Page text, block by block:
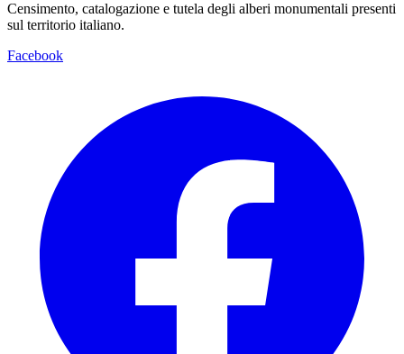
Censimento, catalogazione e tutela degli alberi monumentali presenti
sul territorio italiano.
Facebook